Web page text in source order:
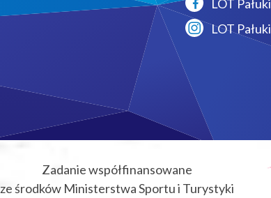
LOT Pałuki
LOT Pałuki
Zadanie współfinansowane
ze środków Ministerstwa Sportu i Turystyki